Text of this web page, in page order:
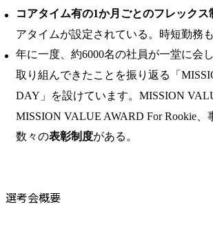
コアタイム有の1か月ごとのフレックス
アタイムが設定されている。時短勤務も
年に一度、約6000名の社員が一堂に会
取り組んできたことを振り返る「
DAY」を設けています。MISSION
MISSION VALUE AWARD For Rookie、
数々の表彰制度がある。
選考会概要